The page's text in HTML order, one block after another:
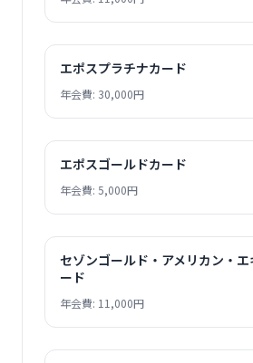
エポスプラチナカード
年会費: 30,000円
エポスゴールドカード
年会費: 5,000円
セゾンゴールド・アメリカン・
ード
年会費: 11,000円